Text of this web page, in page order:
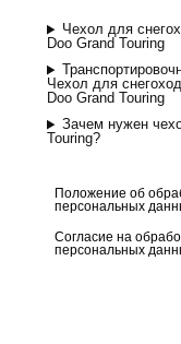
Чехол для
Doo Grand Touring
Чехол для
Doo Grand Touring
Зачем нужен
Touring?
Положение об
персональных
Согласие на
персональных